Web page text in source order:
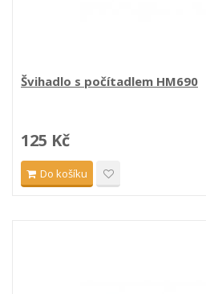
Švihadlo s počítadlem HM690
125 Kč
Do košíku